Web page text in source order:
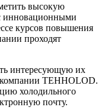
высокую
инновационными
курсов повышения
проходят
интересующую их
TEHHOLOD.
холодильного
почту.